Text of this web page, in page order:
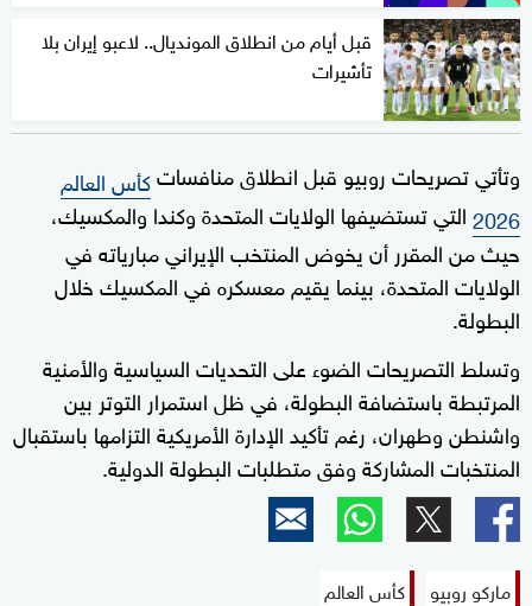
قبل أيام من انطلاق المونديال.. لاعبو إيران بلا
تأشيرات
وتأتي تصريحات روبيو قبل انطلاق منافساتكأس العالم
2026التي تستضيفها الولايات المتحدة وكندا والمكسيك،
حيث من المقرر أن يخوض المنتخب الإيراني مبارياته في
الولايات المتحدة، بينما يقيم معسكره في المكسيك خلال
البطولة.
وتسلط التصريحات الضوء على التحديات السياسية والأمنية
المرتبطة باستضافة البطولة، في ظل استمرار التوتر بين
واشنطن وطهران، رغم تأكيد الإدارة الأمريكية التزامها باستقبال
المنتخبات المشاركة وفق متطلبات البطولة الدولية.
ماركو روبيو كأس العالم